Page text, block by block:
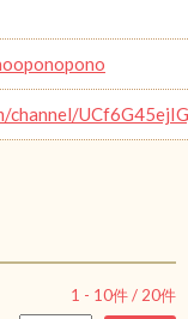
channel/
1 - 10件 / 20件